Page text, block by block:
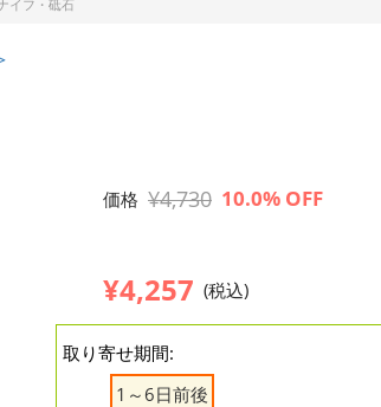
イフ・砥石
価格 ¥4,730 10.0% OFF
¥4,257 (税込)
取り寄せ期間:
1～6日前後